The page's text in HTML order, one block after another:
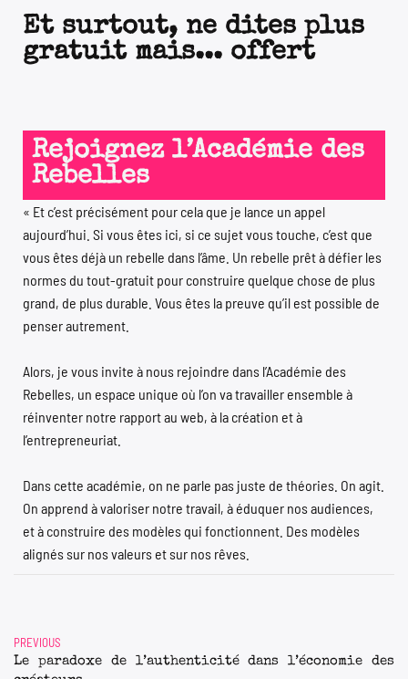
Et surtout, ne dites plus
gratuit mais... offert
Rejoignez l’Académie des
Rebelles
« Et c’est précisément pour cela que je lance un appel
aujourd’hui. Si vous êtes ici, si ce sujet vous touche, c’est que
vous êtes déjà un rebelle dans l’âme. Un rebelle prêt à défier les
normes du tout-gratuit pour construire quelque chose de plus
grand, de plus durable. Vous êtes la preuve qu’il est possible de
penser autrement.
Alors, je vous invite à nous rejoindre dans l’Académie des
Rebelles, un espace unique où l’on va travailler ensemble à
réinventer notre rapport au web, à la création et à
l’entrepreneuriat.
Dans cette académie, on ne parle pas juste de théories. On agit.
On apprend à valoriser notre travail, à éduquer nos audiences,
et à construire des modèles qui fonctionnent. Des modèles
alignés sur nos valeurs et sur nos rêves.
PREVIOUS
Le paradoxe de l’authenticité dans l’économie des